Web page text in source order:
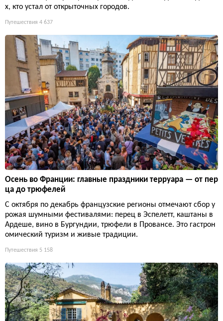
х, кто устал от открыточных городов.
Путешествия 4 637
Осень во Франции: главные праздники терруара — от пер
ца до трюфелей
С октября по декабрь французские регионы отмечают сбор у
рожая шумными фестивалями: перец в Эспелетт, каштаны в
Ардеше, вино в Бургундии, трюфели в Провансе. Это гастрон
омический туризм и живые традиции.
Путешествия 5 158